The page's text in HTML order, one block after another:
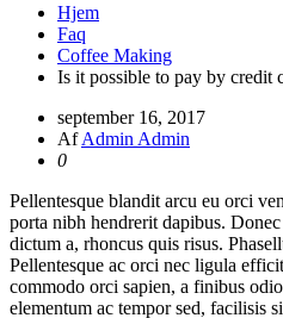
Hjem
Faq
Coffee Making
Is it possible to pay by credit
september 16, 2017
AfAdmin Admin
0
Pellentesque blandit arcu eu orci
porta nibh hendrerit dapibus.
dictum a, rhoncus quis risus.
Pellentesque ac orci nec ligula
commodo orci sapien, a finibus
elementum ac tempor sed, facilisis